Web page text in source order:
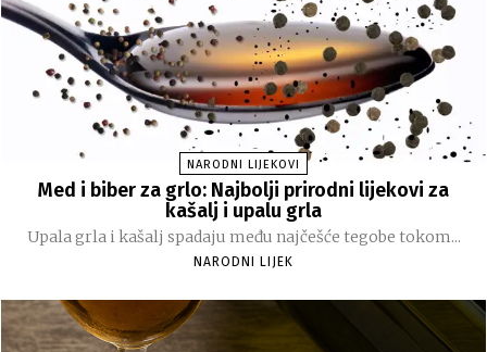
NARODNI LIJEKOVI
Med i biber za grlo: Najbolji prirodni lijekovi za
kašalj i upalu grla
Upala grla i kašalj spadaju među najčešće tegobe tokom...
NARODNI LIJEK